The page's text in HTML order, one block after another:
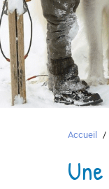
Accueil